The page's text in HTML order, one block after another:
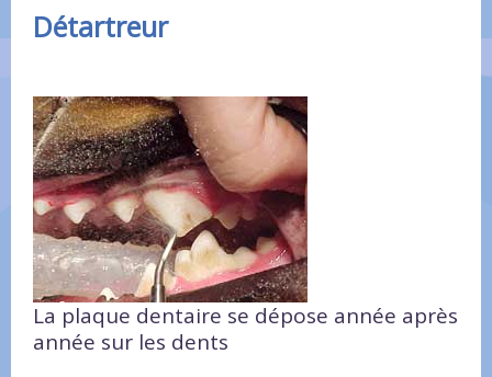
Détartreur
La plaque dentaire se dépose année après
année sur les dents